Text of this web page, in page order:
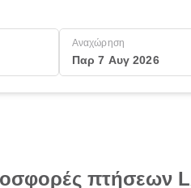
Αναχώρηση
Παρ 7 Αυγ 2026
πτήσεων